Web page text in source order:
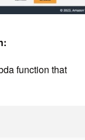
function that